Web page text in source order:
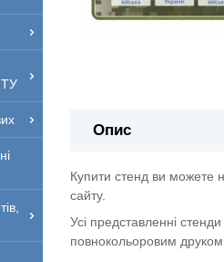
Опис
Купити стенд ви можете
сайту.
Усі представленні
повнокольоровим